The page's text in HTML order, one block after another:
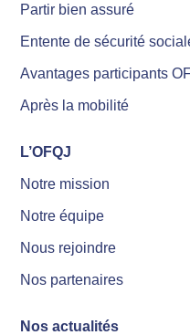
Partir bien assuré
Entente de sécurité
Avantages participants
Après la mobilité
L’OFQJ
Notre mission
Notre équipe
Nous rejoindre
Nos partenaires
Nos actualités